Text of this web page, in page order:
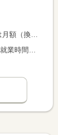
表示しています。